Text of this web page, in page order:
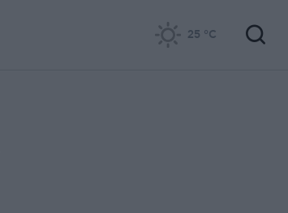
25 °C